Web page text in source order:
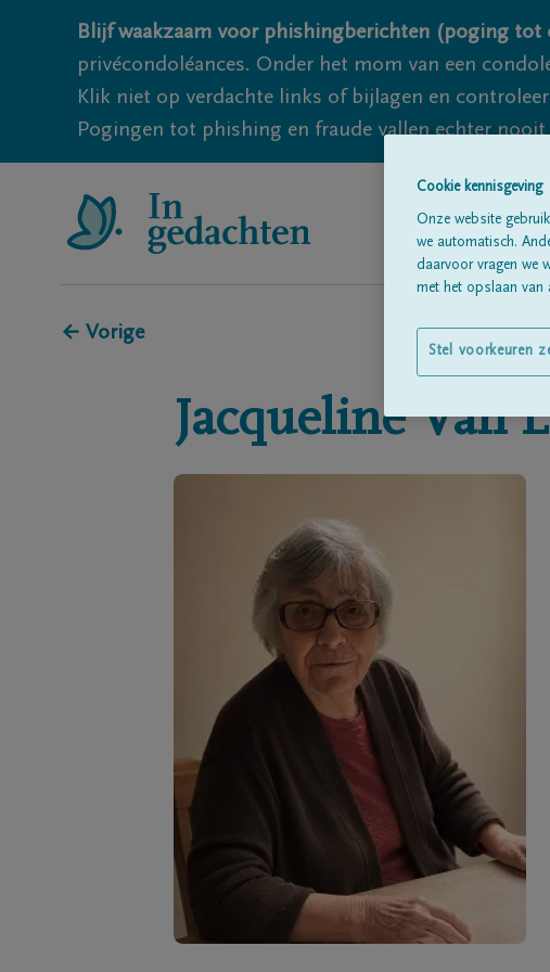
Blijf waakzaam voor phishingberichten (poging
privécondoléances. Onder het mom van een
Klik niet op verdachte links of bijlagen en
Pogingen tot phishing en fraude vallen echter
← Vorige
Jacqueline Van
Cookie kennisgeving
Onze website
we automatisch.
daarvoor vragen we
met het opslaan van
Stel voorkeuren